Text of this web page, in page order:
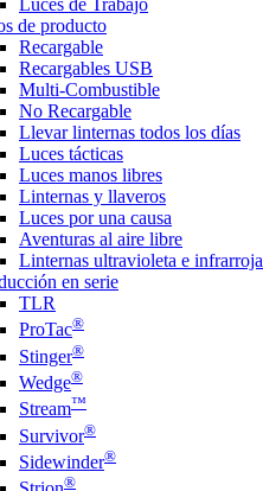
Luces de Trabajo
de producto
Recargable
Recargables USB
Multi-Combustible
No Recargable
Llevar linternas todos los días
Luces tácticas
Luces manos libres
Linternas y llaveros
Luces por una causa
Aventuras al aire libre
Linternas ultravioleta e
en serie
TLR
ProTac®
Stinger®
Wedge®
Stream™
Survivor®
Sidewinder®
®